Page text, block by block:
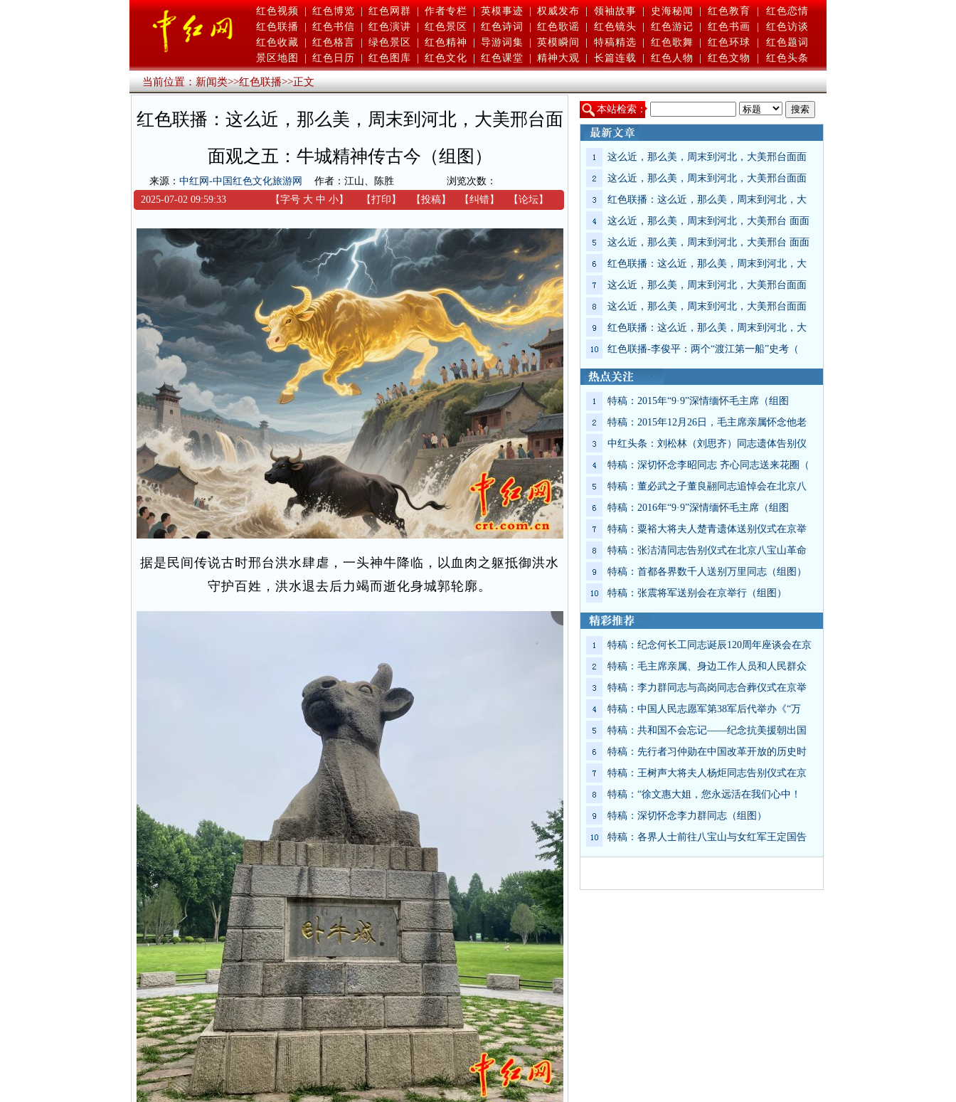
红色视频 | 红色博览 | 红色网群 | 作者专栏 | 英模事迹 | 权威发布 | 领袖故事 | 史海秘闻 | 红色教育 |
红色恋情
红色联播
红色书信 红色演讲 红色景区 红色诗词 红色歌谣 红色镜头 红色游记 红色书画
红色访谈
红色收藏
红色格言 绿色景区 红色精神 导游词集 英模瞬间 特稿精选 红色歌舞 红色环球
红色题词
景区地图
红色日历 红色图库 红色文化 红色课堂 精神大观 长篇连载 红色人物 红色文物 红色头条
当前位置：新闻类>>红色联播>>正文
红色联播：这么近，那么美，周末到河北，大美邢台面
面观之五：牛城精神传古今（组图）
来源： 中红网-中国红色文化旅游网 作者：江山、陈胜
浏览次数：
2025-07-02 09:59:33
【字号 大 中 小】 【打印 】 【投稿】 【纠错】 【论坛】
据是民间传说古时邢台洪水肆虐，一头神牛降临，以血肉之躯抵御洪水
守护百姓，洪水退去后力竭而逝化身城郭轮廓。
本站检索：
这么近，那么美，周末到河北，大美邢台面面
这么近，那么美，周末到河北，大美邢台面面
红色联播：这么近，那么美，周末到河北，大
这么近，那么美，周末到河北，大美邢台 面面
这么近，那么美，周末到河北，大美邢台 面面
红色联播：这么近，那么美，周末到河北，大
这么近，那么美，周末到河北，大美邢台面面
这么近，那么美，周末到河北，大美邢台面面
红色联播：这么近，那么美，周末到河北，大
红色联播-李俊平：两个“渡江第一船”史考（
特稿：2015年“9·9”深情缅怀毛主席（组图
特稿：2015年12月26日，毛主席亲属怀念他老
中红头条：刘松林（刘思齐）同志遗体告别仪
特稿：深切怀念李昭同志 齐心同志送来花圈（
特稿：董必武之子董良翮同志追悼会在北京八
特稿：2016年“9·9”深情缅怀毛主席（组图
特稿：粟裕大将夫人楚青遗体送别仪式在京举
特稿：张洁清同志告别仪式在北京八宝山革命
特稿：首都各界数千人送别万里同志（组图）
特稿：张震将军送别会在京举行（组图）
特稿：纪念何长工同志诞辰120周年座谈会在京
特稿：毛主席亲属、身边工作人员和人民群众
特稿：李力群同志与高岗同志合葬仪式在京举
特稿：中国人民志愿军第38军后代举办《“万
特稿：共和国不会忘记——纪念抗美援朝出国
特稿：先行者习仲勋在中国改革开放的历史时
特稿：王树声大将夫人杨炬同志告别仪式在京
特稿：“徐文惠大姐，您永远活在我们心中！
特稿：深切怀念李力群同志（组图）
特稿：各界人士前往八宝山与女红军王定国告